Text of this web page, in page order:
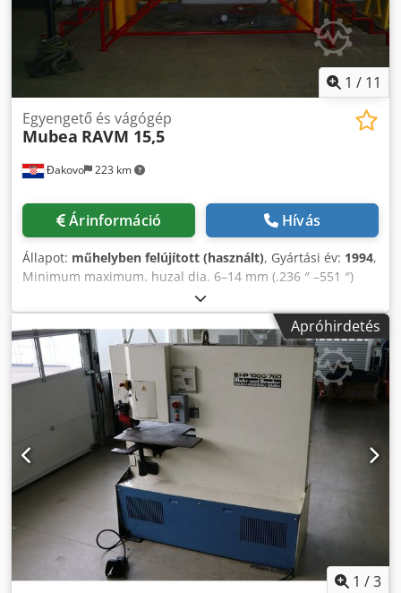
1 / 11
Đakovo 223 km
Egyengető és vágógép
Mubea RAVM 15,5
Árinformáció Hívás
Állapot: műhelyben felújított (használt), Gyártási év: 1994,
Minimum maximum. huzal dia. 6–14 mm (.236 ″ –551 ″)
Repülő nyíró (5) indexáló forgódobok (4) előtolás-tekercsek
80–120 mts / perc Max. levágási hosszúság: 15 méter sín
Indexelő huzal / rúdgyűjtő 30kW (40HP) váltóáramú motor
Hidraulikus motor: 15 kW (20HP) Kezelői központ; 380V-50
ciklus - 3ph PLC vezérlés SIMENES S 5 3 függőleges
kifizetési egység Teljesen felújított gép Cjdpefkmr Sofx
Apróhirdetés
1 /3